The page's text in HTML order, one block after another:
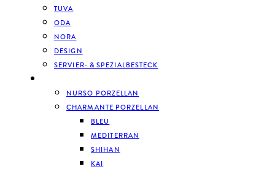
TUVA
ODA
NORA
DESIGN
SERVIER- & SPEZIALBESTECK
NURSO PORZELLAN
CHARMANTE PORZELLAN
BLEU
MEDITERRAN
SHIHAN
KAI